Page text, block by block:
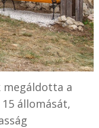
megáldotta a
állomását,